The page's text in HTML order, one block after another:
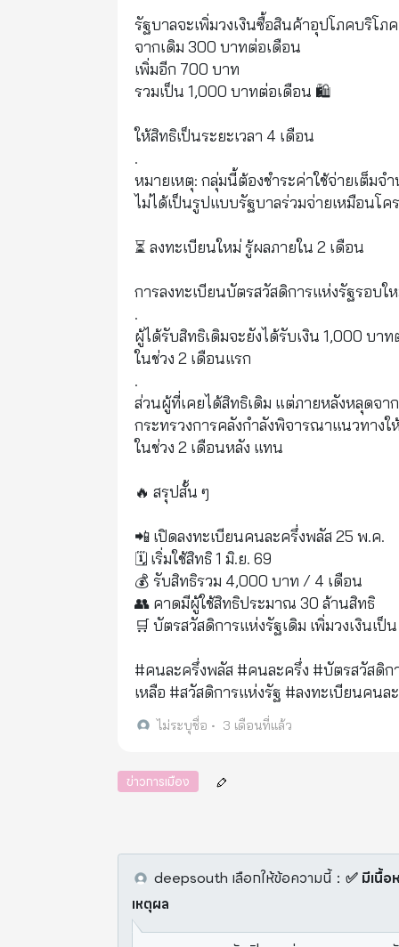
รัฐบาลจะเพิ่มวงเงินซื้อสินค้าอุปโภคบริโภค
จากเดิม 300 บาทต่อเดือน
เพิ่มอีก 700 บาท
รวมเป็น 1,000 บาทต่อเดือน 🛍️
ให้สิทธิเป็นระยะเวลา 4 เดือน
.
หมายเหตุ: กลุ่มนี้ต้องชำระค่าใช้จ่ายเต็มจำ
ไม่ได้เป็นรูปแบบรัฐบาลร่วมจ่ายเหมือนโค
⏳ ลงทะเบียนใหม่ รู้ผลภายใน 2 เดือน
การลงทะเบียนบัตรสวัสดิการแห่งรัฐรอบใ
.
ผู้ได้รับสิทธิเดิมจะยังได้รับเงิน 1,000 บา
ในช่วง 2 เดือนแรก
.
ส่วนผู้ที่เคยได้สิทธิเดิม แต่ภายหลังหลุดจา
กระทรวงการคลังกำลังพิจารณาแนวทาง
ในช่วง 2 เดือนหลัง แทน
🔥 สรุปสั้น ๆ
📲 เปิดลงทะเบียนคนละครึ่งพลัส 25 พ.ค.
🗓️ เริ่มใช้สิทธิ 1 มิ.ย. 69
💰 รับสิทธิรวม 4,000 บาท / 4 เดือน
👥 คาดมีผู้ใช้สิทธิประมาณ 30 ล้านสิทธิ
🛒 บัตรสวัสดิการแห่งรัฐเดิม เพิ่มวงเงินเ
#คนละครึ่งพลัส #คนละครึ่ง #บัตรสวัสดิ
เหลือ #สวัสดิการแห่งรัฐ #ลงทะเบียนคน
ไม่ระบุชื่อ • 3 เดือนที่แล้ว
ข่าวการเมือง
deepsouth เลือกให้ข้อความนี้： ✅ มีเนื้
เหตุผล